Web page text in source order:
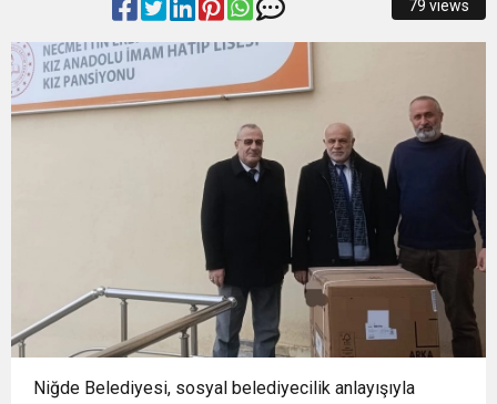
Onat Tüneli İzmir trafiğine nefes aldıracak
15:34 Nilüfer’e 7 yeni park kazandırılıyor
Osmangazi’de Geleceğin Yüzücüleri
Sertifikalarını Aldı
79 views
Niğde Belediyesi, sosyal belediyecilik anlayışıyla